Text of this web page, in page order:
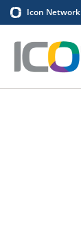
Icon Network